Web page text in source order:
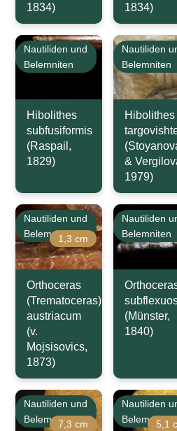
1834)
1834)
Nautiliden und
Belemniten
Hibolithes
subfusiformis
(Raspail,
1829)
Nautiliden
Belemniten
Hibolithes
&
1979)
Nautiliden und
Belemniten1,3 cm
Orthoceras
(Trematoceras)
austriacum
(v.
Mojsisovics,
1873)
Nautiliden
Belemniten
(Münster,
1840)
Nautiliden und
Belemniten7,3 cm
Nautiliden
Belemniten
5,1